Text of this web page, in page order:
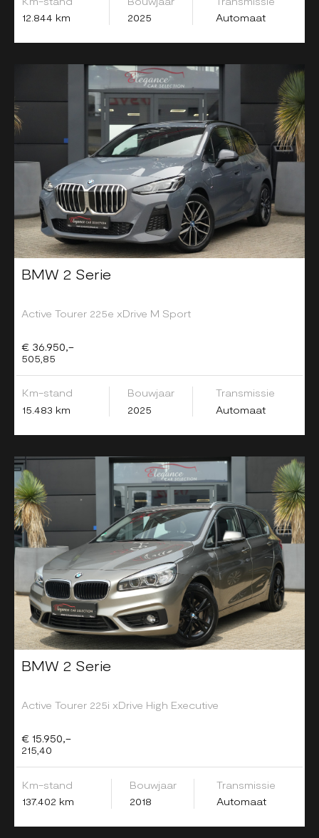
12.844 km
2025
Automaat
BMW 2 Serie
Active Tourer 225e xDrive M Sport
€ 36.950,-
505,85
Km-stand
15.483 km
Bouwjaar
2025
Transmissie
Automaat
BMW 2 Serie
Active Tourer 225i xDrive High Executive
€ 15.950,-
215,40
Km-stand
137.402 km
Bouwjaar
2018
Transmissie
Automaat